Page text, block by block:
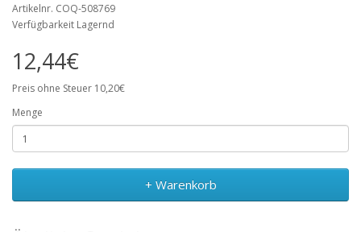
Artikelnr. COQ-508769
Verfügbarkeit Lagernd
12,44€
Preis ohne Steuer 10,20€
Menge
+ Warenkorb